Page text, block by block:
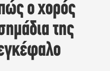
ο χορός
της